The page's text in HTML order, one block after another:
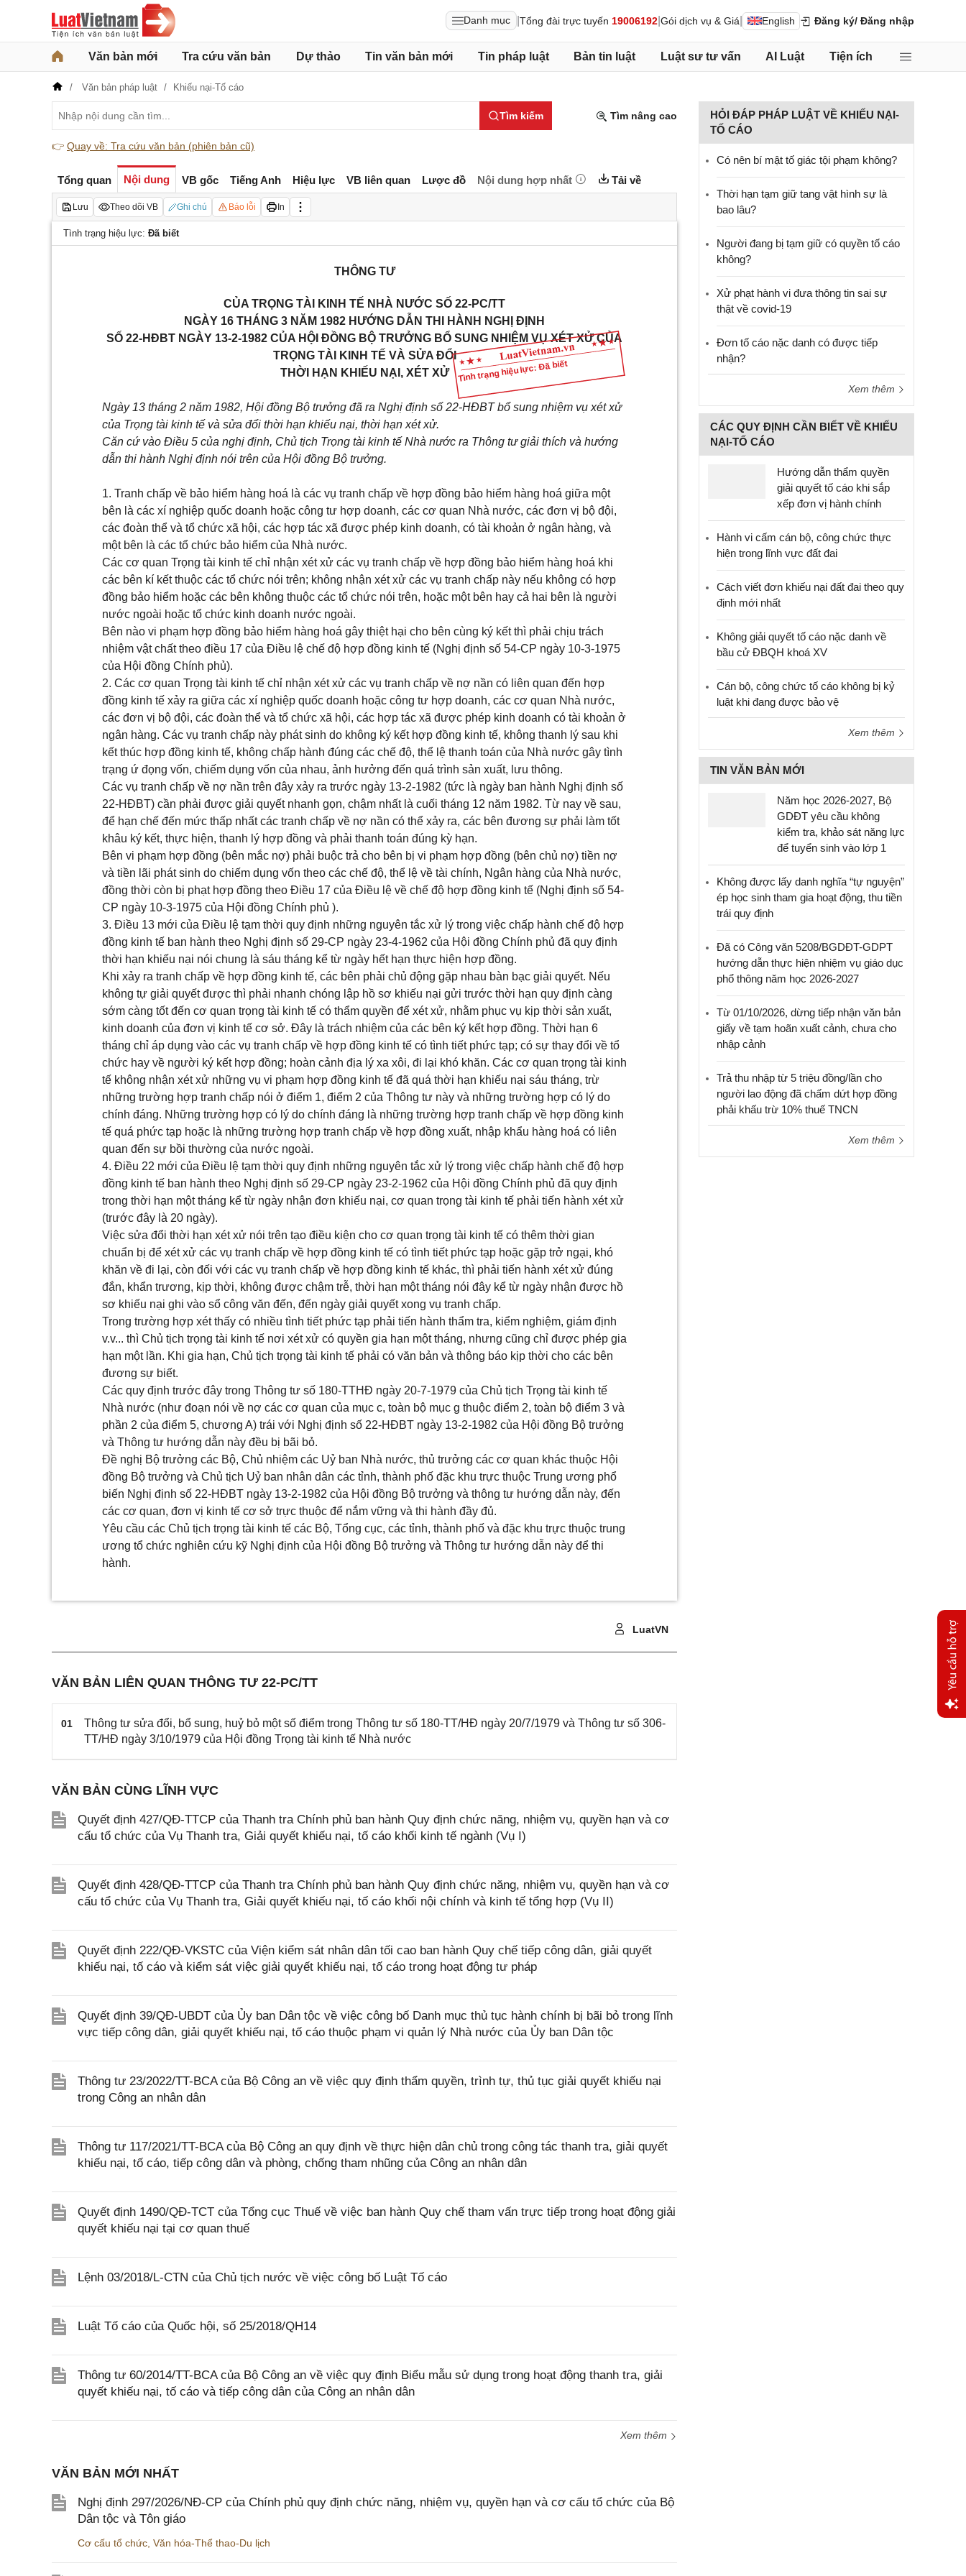
Danh mục Tổng đài trực tuyến 19006192 Gói dịch vụ & Giá English Đăng ký/ Đăng nhập
Văn bản mới Tra cứu văn bản Dự thảo Tin văn bản mới Tin pháp luật Bản tin luật Luật sư tư vấn AI Luật Tiện ích
Văn bản pháp luật Khiếu nại-Tố cáo
Tìm kiếm Tìm nâng cao
👉 Quay về: Tra cứu văn bản (phiên bản cũ)
Tổng quan Nội dung VB gốc Tiếng Anh Hiệu lực VB liên quan Lược đồ Nội dung hợp nhất Tải về
Lưu Theo dõi VB Ghi chú Báo lỗi In
Tình trạng hiệu lực: Đã biết
Tình trạng hiệu lực: Đã biết
THÔNG TƯ
CỦA TRỌNG TÀI KINH TẾ NHÀ NƯỚC SỐ 22-PC/TT
NGÀY 16 THÁNG 3 NĂM 1982 HƯỚNG DẪN THI HÀNH NGHỊ ĐỊNH
SỐ 22-HĐBT NGÀY 13-2-1982 CỦA HỘI ĐỒNG BỘ TRƯỞNG BỔ SUNG NHIỆM VỤ XÉT XỬ CỦA
TRỌNG TÀI KINH TẾ VÀ SỬA ĐỔI
THỜI HẠN KHIẾU NẠI, XÉT XỬ
Ngày 13 tháng 2 năm 1982, Hội đồng Bộ trưởng đã ra Nghị định số 22-HĐBT bổ sung nhiệm vụ xét xử
của Trọng tài kinh tế và sửa đổi thời hạn khiếu nại, thời hạn xét xử.
Căn cứ vào Điều 5 của nghị định, Chủ tịch Trọng tài kinh tế Nhà nước ra Thông tư giải thích và hướng
dẫn thi hành Nghị định nói trên của Hội đồng Bộ trưởng.
1. Tranh chấp về bảo hiểm hàng hoá là các vụ tranh chấp về hợp đồng bảo hiểm hàng hoá giữa một
bên là các xí nghiệp quốc doanh hoặc công tư hợp doanh, các cơ quan Nhà nước, các đơn vị bộ đội,
các đoàn thể và tổ chức xã hội, các hợp tác xã được phép kinh doanh, có tài khoản ở ngân hàng, và
một bên là các tổ chức bảo hiểm của Nhà nước.
Các cơ quan Trọng tài kinh tế chỉ nhận xét xử các vụ tranh chấp về hợp đồng bảo hiểm hàng hoá khi
các bên kí kết thuộc các tổ chức nói trên; không nhận xét xử các vụ tranh chấp này nếu không có hợp
đồng bảo hiểm hoặc các bên không thuộc các tổ chức nói trên, hoặc một bên hay cả hai bên là người
nước ngoài hoặc tổ chức kinh doanh nước ngoài.
Bên nào vi phạm hợp đồng bảo hiểm hàng hoá gây thiệt hại cho bên cùng ký kết thì phải chịu trách
nhiệm vật chất theo điều 17 của Điều lệ chế độ hợp đồng kinh tế (Nghị định số 54-CP ngày 10-3-1975
của Hội đồng Chính phủ).
2. Các cơ quan Trọng tài kinh tế chỉ nhận xét xử các vụ tranh chấp về nợ nần có liên quan đến hợp
đồng kinh tế xảy ra giữa các xí nghiệp quốc doanh hoặc công tư hợp doanh, các cơ quan Nhà nước,
các đơn vị bộ đội, các đoàn thể và tổ chức xã hội, các hợp tác xã được phép kinh doanh có tài khoản ở
ngân hàng. Các vụ tranh chấp này phát sinh do không ký kết hợp đồng kinh tế, không thanh lý sau khi
kết thúc hợp đồng kinh tế, không chấp hành đúng các chế độ, thể lệ thanh toán của Nhà nước gây tình
trạng ứ đọng vốn, chiếm dụng vốn của nhau, ảnh hưởng đến quá trình sản xuất, lưu thông.
Các vụ tranh chấp về nợ nần trên đây xảy ra trước ngày 13-2-1982 (tức là ngày ban hành Nghị định số
22-HĐBT) cần phải được giải quyết nhanh gọn, chậm nhất là cuối tháng 12 năm 1982. Từ nay về sau,
để hạn chế đến mức thấp nhất các tranh chấp về nợ nần có thể xảy ra, các bên đương sự phải làm tốt
khâu ký kết, thực hiện, thanh lý hợp đồng và phải thanh toán đúng kỳ hạn.
Bên vi phạm hợp đồng (bên mắc nợ) phải buộc trả cho bên bị vi phạm hợp đồng (bên chủ nợ) tiền nợ
và tiền lãi phát sinh do chiếm dụng vốn theo các chế độ, thể lệ về tài chính, Ngân hàng của Nhà nước,
đồng thời còn bị phạt hợp đồng theo Điều 17 của Điều lệ về chế độ hợp đồng kinh tế (Nghị định số 54-
CP ngày 10-3-1975 của Hội đồng Chính phủ ).
3. Điều 13 mới của Điều lệ tạm thời quy định những nguyên tắc xử lý trong việc chấp hành chế độ hợp
đồng kinh tế ban hành theo Nghị định số 29-CP ngày 23-4-1962 của Hội đồng Chính phủ đã quy định
thời hạn khiếu nại nói chung là sáu tháng kể từ ngày hết hạn thực hiện hợp đồng.
Khi xảy ra tranh chấp về hợp đồng kinh tế, các bên phải chủ động gặp nhau bàn bạc giải quyết. Nếu
không tự giải quyết được thì phải nhanh chóng lập hồ sơ khiếu nại gửi trước thời hạn quy định càng
sớm càng tốt đến cơ quan trọng tài kinh tế có thẩm quyền để xét xử, nhằm phục vụ kịp thời sản xuất,
kinh doanh của đơn vị kinh tế cơ sở. Đây là trách nhiệm của các bên ký kết hợp đồng. Thời hạn 6
tháng chỉ áp dụng vào các vụ tranh chấp về hợp đồng kinh tế có tình tiết phức tạp; có sự thay đổi về tổ
chức hay về người ký kết hợp đồng; hoàn cảnh địa lý xa xôi, đi lại khó khăn. Các cơ quan trọng tài kinh
tế không nhận xét xử những vụ vi phạm hợp đồng kinh tế đã quá thời hạn khiếu nại sáu tháng, trừ
những trường hợp tranh chấp nói ở điểm 1, điểm 2 của Thông tư này và những trường hợp có lý do
chính đáng. Những trường hợp có lý do chính đáng là những trường hợp tranh chấp về hợp đồng kinh
tế quá phức tạp hoặc là những trường hợp tranh chấp về hợp đồng xuất, nhập khẩu hàng hoá có liên
quan đến sự bồi thường của nước ngoài.
4. Điều 22 mới của Điều lệ tạm thời quy định những nguyên tắc xử lý trong việc chấp hành chế độ hợp
đồng kinh tế ban hành theo Nghị định số 29-CP ngày 23-2-1962 của Hội đồng Chính phủ đã quy định
trong thời hạn một tháng kể từ ngày nhận đơn khiếu nại, cơ quan trọng tài kinh tế phải tiến hành xét xử
(trước đây là 20 ngày).
Việc sửa đổi thời hạn xét xử nói trên tạo điều kiện cho cơ quan trọng tài kinh tế có thêm thời gian
chuẩn bị để xét xử các vụ tranh chấp về hợp đồng kinh tế có tình tiết phức tạp hoặc gặp trở ngại, khó
khăn về đi lại, còn đối với các vụ tranh chấp về hợp đồng kinh tế khác, thì phải tiến hành xét xử đúng
đắn, khẩn trương, kịp thời, không được chậm trễ, thời hạn một tháng nói đây kể từ ngày nhận được hồ
sơ khiếu nại ghi vào sổ công văn đến, đến ngày giải quyết xong vụ tranh chấp.
Trong trường hợp xét thấy có nhiều tình tiết phức tạp phải tiến hành thẩm tra, kiểm nghiệm, giám định
v.v... thì Chủ tịch trọng tài kinh tế nơi xét xử có quyền gia hạn một tháng, nhưng cũng chỉ được phép gia
hạn một lần. Khi gia hạn, Chủ tịch trọng tài kinh tế phải có văn bản và thông báo kịp thời cho các bên
đương sự biết.
Các quy định trước đây trong Thông tư số 180-TTHĐ ngày 20-7-1979 của Chủ tịch Trọng tài kinh tế
Nhà nước (như đoạn nói về nợ các cơ quan của mục c, toàn bộ mục g thuộc điểm 2, toàn bộ điểm 3 và
phần 2 của điểm 5, chương A) trái với Nghị định số 22-HĐBT ngày 13-2-1982 của Hội đồng Bộ trưởng
và Thông tư hướng dẫn này đều bị bãi bỏ.
Đề nghị Bộ trưởng các Bộ, Chủ nhiệm các Uỷ ban Nhà nước, thủ trưởng các cơ quan khác thuộc Hội
đồng Bộ trưởng và Chủ tịch Uỷ ban nhân dân các tỉnh, thành phố đặc khu trực thuộc Trung ương phổ
biến Nghị định số 22-HĐBT ngày 13-2-1982 của Hội đồng Bộ trưởng và thông tư hướng dẫn này, đến
các cơ quan, đơn vị kinh tế cơ sở trực thuộc để nắm vững và thi hành đầy đủ.
Yêu cầu các Chủ tịch trọng tài kinh tế các Bộ, Tổng cục, các tỉnh, thành phố và đặc khu trực thuộc trung
ương tổ chức nghiên cứu kỹ Nghị định của Hội đồng Bộ trưởng và Thông tư hướng dẫn này để thi
hành.
LuatVN
VĂN BẢN LIÊN QUAN THÔNG TƯ 22-PC/TT
01
Thông tư sửa đổi, bổ sung, huỷ bỏ một số điểm trong Thông tư số 180-TT/HĐ ngày 20/7/1979 và Thông tư số 306-
TT/HĐ ngày 3/10/1979 của Hội đồng Trọng tài kinh tế Nhà nước
VĂN BẢN CÙNG LĨNH VỰC
Quyết định 427/QĐ-TTCP của Thanh tra Chính phủ ban hành Quy định chức năng, nhiệm vụ, quyền hạn và cơ
cấu tổ chức của Vụ Thanh tra, Giải quyết khiếu nại, tố cáo khối kinh tế ngành (Vụ I)
Quyết định 428/QĐ-TTCP của Thanh tra Chính phủ ban hành Quy định chức năng, nhiệm vụ, quyền hạn và cơ
cấu tổ chức của Vụ Thanh tra, Giải quyết khiếu nại, tố cáo khối nội chính và kinh tế tổng hợp (Vụ II)
Quyết định 222/QĐ-VKSTC của Viện kiểm sát nhân dân tối cao ban hành Quy chế tiếp công dân, giải quyết
khiếu nại, tố cáo và kiểm sát việc giải quyết khiếu nại, tố cáo trong hoạt động tư pháp
Quyết định 39/QĐ-UBDT của Ủy ban Dân tộc về việc công bố Danh mục thủ tục hành chính bị bãi bỏ trong lĩnh
vực tiếp công dân, giải quyết khiếu nại, tố cáo thuộc phạm vi quản lý Nhà nước của Ủy ban Dân tộc
Thông tư 23/2022/TT-BCA của Bộ Công an về việc quy định thẩm quyền, trình tự, thủ tục giải quyết khiếu nại
trong Công an nhân dân
Thông tư 117/2021/TT-BCA của Bộ Công an quy định về thực hiện dân chủ trong công tác thanh tra, giải quyết
khiếu nại, tố cáo, tiếp công dân và phòng, chống tham nhũng của Công an nhân dân
Quyết định 1490/QĐ-TCT của Tổng cục Thuế về việc ban hành Quy chế tham vấn trực tiếp trong hoạt động giải
quyết khiếu nại tại cơ quan thuế
Lệnh 03/2018/L-CTN của Chủ tịch nước về việc công bố Luật Tố cáo
Luật Tố cáo của Quốc hội, số 25/2018/QH14
Thông tư 60/2014/TT-BCA của Bộ Công an về việc quy định Biểu mẫu sử dụng trong hoạt động thanh tra, giải
quyết khiếu nại, tố cáo và tiếp công dân của Công an nhân dân
Xem thêm
VĂN BẢN MỚI NHẤT
Nghị định 297/2026/NĐ-CP của Chính phủ quy định chức năng, nhiệm vụ, quyền hạn và cơ cấu tổ chức của Bộ
Dân tộc và Tôn giáo
Cơ cấu tổ chức, Văn hóa-Thể thao-Du lịch
HỎI ĐÁP PHÁP LUẬT VỀ KHIẾU NẠI-
TỐ CÁO
Có nên bí mật tố giác tội phạm không?
Thời hạn tạm giữ tang vật hình sự là
bao lâu?
Người đang bị tạm giữ có quyền tố cáo
không?
Xử phạt hành vi đưa thông tin sai sự
thật về covid-19
Đơn tố cáo nặc danh có được tiếp
nhận?
Xem thêm
CÁC QUY ĐỊNH CẦN BIẾT VỀ KHIẾU
NẠI-TỐ CÁO
Hướng dẫn thẩm quyền
giải quyết tố cáo khi sắp
xếp đơn vị hành chính
Hành vi cấm cán bộ, công chức thực
hiện trong lĩnh vực đất đai
Cách viết đơn khiếu nại đất đai theo quy
định mới nhất
Không giải quyết tố cáo nặc danh về
bầu cử ĐBQH khoá XV
Cán bộ, công chức tố cáo không bị kỷ
luật khi đang được bảo vệ
Xem thêm
TIN VĂN BẢN MỚI
Năm học 2026-2027, Bộ
GDĐT yêu cầu không
kiểm tra, khảo sát năng lực
để tuyển sinh vào lớp 1
Không được lấy danh nghĩa “tự nguyện”
ép học sinh tham gia hoạt động, thu tiền
trái quy định
Đã có Công văn 5208/BGDĐT-GDPT
hướng dẫn thực hiện nhiệm vụ giáo dục
phổ thông năm học 2026-2027
Từ 01/10/2026, dừng tiếp nhận văn bản
giấy về tạm hoãn xuất cảnh, chưa cho
nhập cảnh
Trả thu nhập từ 5 triệu đồng/lần cho
người lao động đã chấm dứt hợp đồng
phải khấu trừ 10% thuế TNCN
Xem thêm